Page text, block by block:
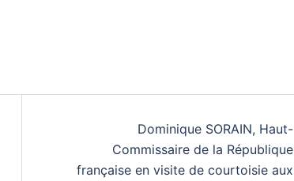
Dominique SORAIN, Haut-
Commissaire de la République
française en visite de courtoisie aux